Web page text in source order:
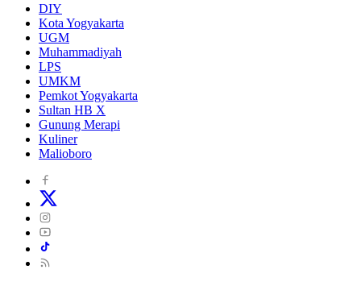
DIY
Kota Yogyakarta
UGM
Muhammadiyah
LPS
UMKM
Pemkot Yogyakarta
Sultan HB X
Gunung Merapi
Kuliner
Malioboro